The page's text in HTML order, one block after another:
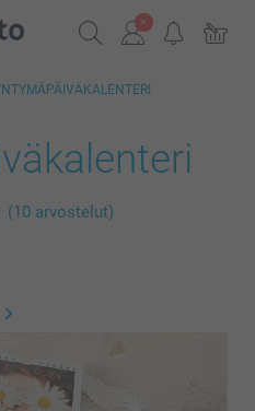
(10 arvostelut)